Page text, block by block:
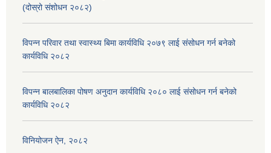
(दोस्रो संशोधन २०८२)
विपन्न परिवार तथा स्वास्थ्य बिमा कार्यविधि २०७९ लाई संसोधन गर्न बनेको
कार्यविधि २०८२
विपन्न बालबालिका पोषण अनुदान कार्यविधि २०८० लाई संसोधन गर्न बनेको
कार्यविधि २०८२
विनियोजन ऐन, २०८२